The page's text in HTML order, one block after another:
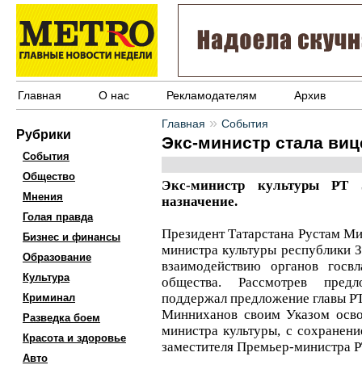
Главная О нас Рекламодателям Архив
Рубрики
События
Общество
Мнения
Голая правда
Бизнес и финансы
Образование
Культура
Криминал
Разведка боем
Красота и здоровье
Авто
Главная » События
Экс-министр стала
Экс-министр культуры РТ
назначение.
Президент Татарстана Рустам
министра культуры
взаимодействию органов
общества. Рассмотрев
поддержал предложение главы
Минниханов своим Указом
министра культуры, с
заместителя Премьер-министра